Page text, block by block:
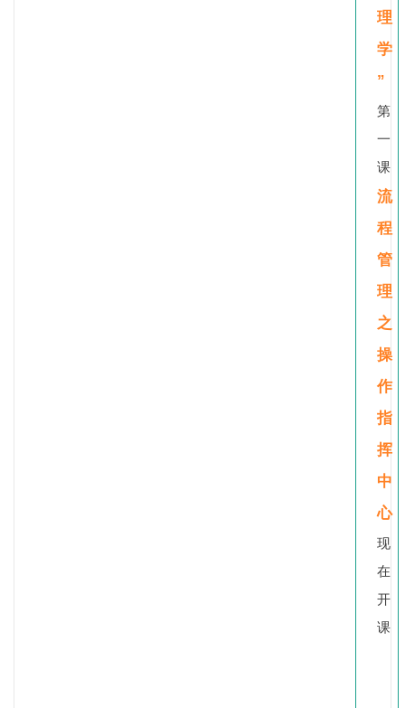
理
学
”
第
一
课
流
程
管
理
之
操
作
指
挥
中
心
现
在
开
课